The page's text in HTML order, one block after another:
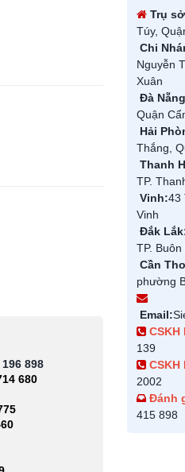
898
680
Trụ
Túy,
Chi
Nguyễn
Xuân
Đà
Quận
Hải
Thắng,
Thanh
TP.
Vinh:43
Vinh
Đắk
TP.
Cần
phường
Email:
CSKH
139
CSKH
2002
Đánh
415 898